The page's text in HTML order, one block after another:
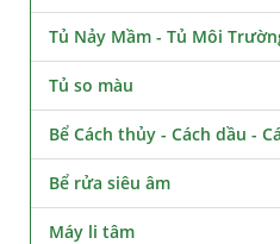
Tủ Nảy Mầm - Tủ Môi
Tủ so màu
Bể Cách thủy - Cách dầu -
Bể rửa siêu âm
Máy li tâm